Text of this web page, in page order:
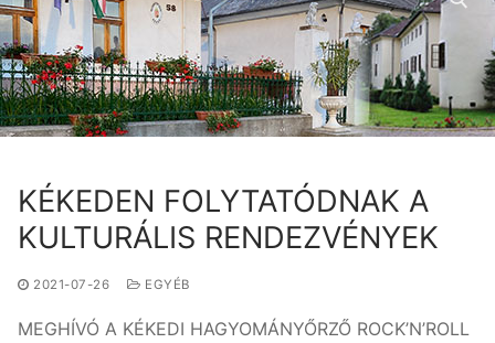
Keresése:
KÉKEDEN FOLYTATÓDNAK A
KULTURÁLIS RENDEZVÉNYEK
2021-07-26 EGYÉB
MEGHÍVÓ A KÉKEDI HAGYOMÁNYŐRZŐ ROCK’N’ROLL